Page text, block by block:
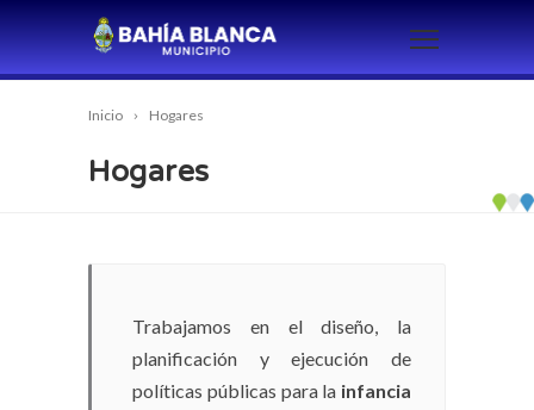
Inicio Hogares
Hogares
Trabajamos en el diseño, la
planificación y ejecución de
políticas públicas para la infancia